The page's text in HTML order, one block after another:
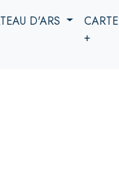
D'ARS
CARTE
+